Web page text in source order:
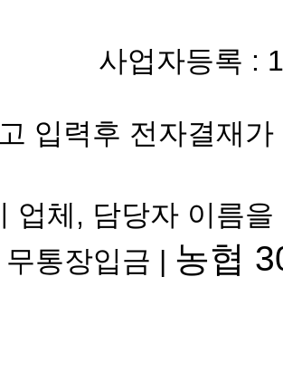
사업자등록 :
입력후 전자결재
업체, 담당자 이름
무통장입금 | 농협